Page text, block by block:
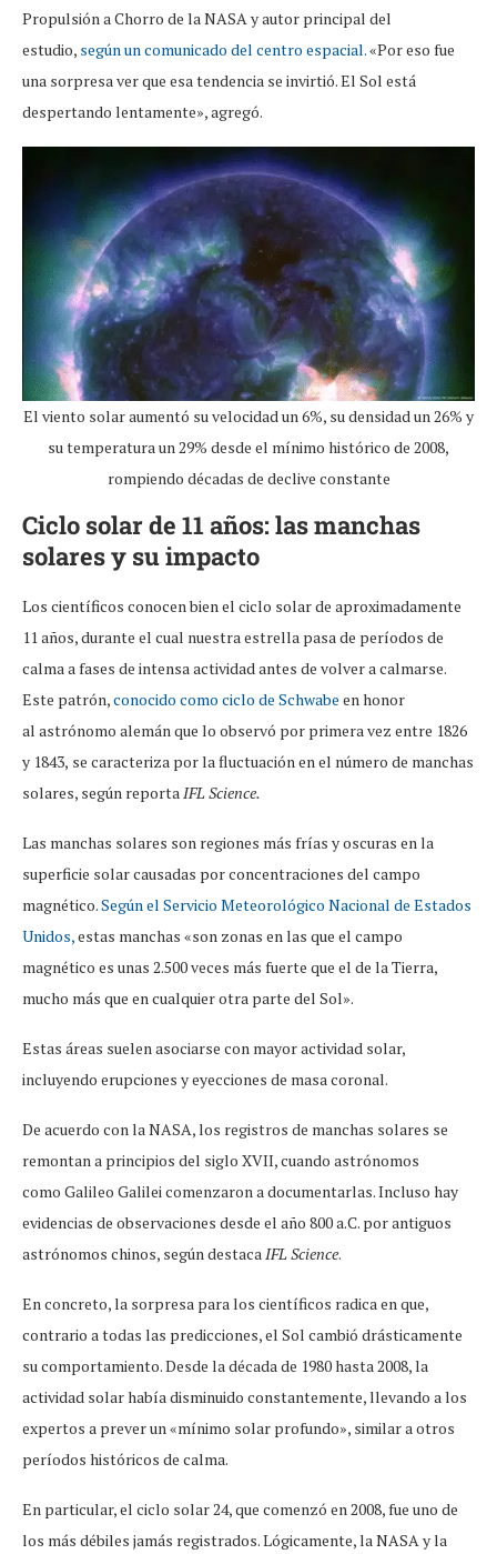
Propulsión a Chorro de la NASA y autor principal del
estudio, según un comunicado del centro espacial.«Por eso fue
una sorpresa ver que esa tendencia se invirtió. El Sol está
despertando lentamente», agregó.
El viento solar aumentó su velocidad un 6%, su densidad un 26% y
su temperatura un 29% desde el mínimo histórico de 2008,
rompiendo décadas de declive constante
Ciclo solar de 11 años: las manchas
solares y su impacto
Los científicos conocen bien el ciclo solar de aproximadamente
11 años, durante el cual nuestra estrella pasa de períodos de
calma a fases de intensa actividad antes de volver a calmarse.
Este patrón,conocido como ciclo de Schwabe en honor
al astrónomo alemán que lo observó por primera vez entre 1826
y 1843, se caracteriza por la fluctuación en el número de manchas
solares, según reportaIFL Science.
Las manchas solares son regiones más frías y oscuras en la
superficie solar causadas por concentraciones del campo
magnético.Según el Servicio Meteorológico Nacional de Estados
Unidos,estas manchas «son zonas en las que el campo
magnético es unas 2.500 veces más fuerte que el de la Tierra,
mucho más que en cualquier otra parte del Sol».
Estas áreas suelen asociarse con mayor actividad solar,
incluyendo erupciones y eyecciones de masa coronal.
De acuerdo con la NASA, los registros de manchas solares se
remontan a principios del siglo XVII, cuando astrónomos
como Galileo Galilei comenzaron a documentarlas. Incluso hay
evidencias de observaciones desde el año 800 a.C. por antiguos
astrónomos chinos, según destacaIFL Science.
En concreto, la sorpresa para los científicos radica en que,
contrario a todas las predicciones, el Sol cambió drásticamente
su comportamiento. Desde la década de 1980 hasta 2008, la
actividad solar había disminuido constantemente, llevando a los
expertos a prever un «mínimo solar profundo», similar a otros
períodos históricos de calma.
En particular, el ciclo solar 24, que comenzó en 2008, fue uno de
los más débiles jamás registrados. Lógicamente, la NASA y la